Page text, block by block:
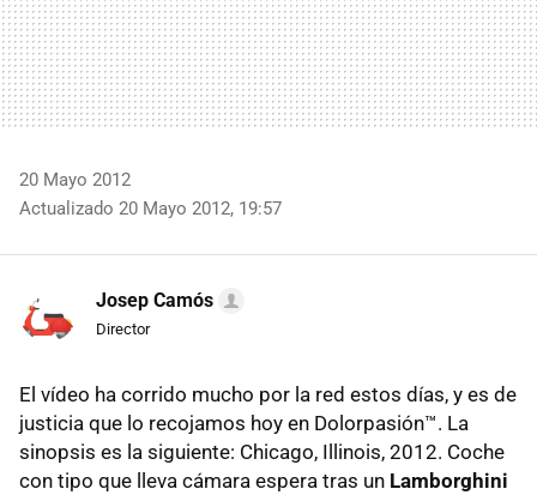
20 Mayo 2012
Actualizado 20 Mayo 2012, 19:57
Josep Camós
Director
El vídeo ha corrido mucho por la red estos días, y es de
justicia que lo recojamos hoy en Dolorpasión™. La
sinopsis es la siguiente: Chicago, Illinois, 2012. Coche
con tipo que lleva cámara espera tras un Lamborghini